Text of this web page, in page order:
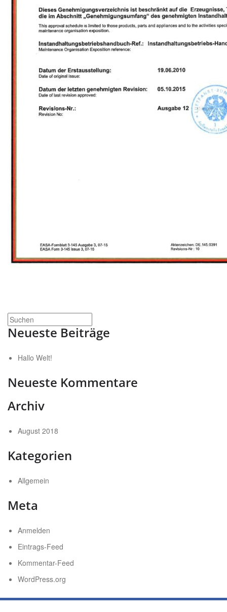
Neueste Beiträge
Hallo Welt!
Neueste Kommentare
Archiv
August 2018
Kategorien
Allgemein
Meta
Anmelden
Eintrags-Feed
Kommentar-Feed
WordPress.org